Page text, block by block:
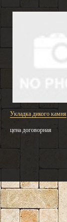
Укладка дикого камня
цена договорная